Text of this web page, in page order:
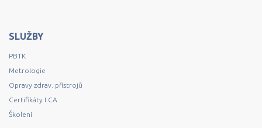
SLUŽBY
PBTK
Metrologie
Opravy zdrav. přístrojů
Certifikáty I.CA
Školení